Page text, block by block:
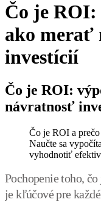
Čo je ROI:
ako merať
investícií
Čo je ROI:
návratnosť
Čo je ROI a
Naučte sa
vyhodnotiť
Pochopenie toho,
je kľúčové pre